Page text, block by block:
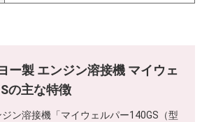
ー製 エンジン溶接機 マイウェ
の主な特徴
ン溶接機「マイウェルパー140GS（型